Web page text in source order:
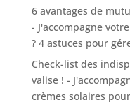
6 avantages de
- J'accompagne
? 4 astuces pour
Check-list des
valise ! -
crèmes solaires